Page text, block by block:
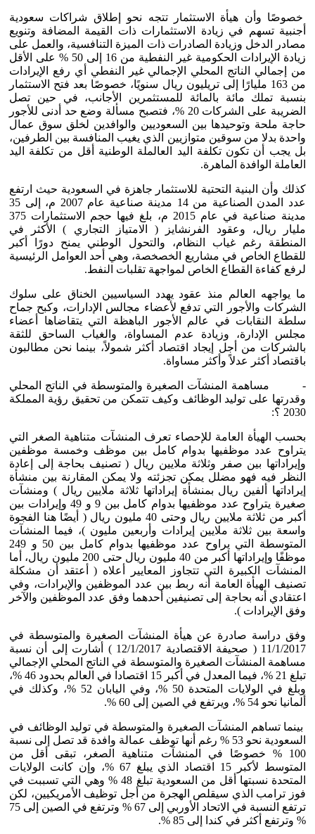
خصوصًا وأن هيأة الاستثمار تتجه نحو إطلاق شراكات سعودية
أجنبية تسهم في زيادة الاستثمارات ذات القيمة المضافة وتنويع
مصادر الدخل وزيادة الصادرات ذات الميزة التنافسية، والعمل على
زيادة الإيرادات الحكومية غير النفطية من 16 إلى 50 % على الأقل
من إجمالي الناتج المحلي الإجمالي غير النفطي أي رفع الإيرادات
من 163 مليارًا إلى تريليون ريال سنويًا، خصوصًا بعد فتح الاستثمار
بنسبة تملك مائة بالمائة للمستثمرين الأجانب، في حين تصل
الضريبة على الشركات 20 %، فتصبح مسألة وضع حد أدنى للأجور
حاجة ملحة وتوحيدها بين السعوديين والوافدين لخلق سوق عمال
واحدة بدلا من سوقين متوازيين الذي يغيب المنافسة بين الطرفين،
بل يجب أن تكون تكلفة اليد العالملة الوطنية أقل من تكلفة اليد
العاملة الوافدة الماهرة.
كذلك وأن البنية التحتية للاستثمار جاهزة في السعودية حيث ارتفع
عدد المدن الصناعية من 14 مدينة صناعية عام 2007 م، إلى 35
مدينة صناعية في عام 2015 م، بلغ فيها حجم الاستثمارات 375
مليار ريال، وعقود الفرنشايز ( الامتياز التجاري ) الأكثر في
المنطقة رغم غياب النظام، والتحول الوطني يمنح دورًا أكبر
للقطاع الخاص في مشاريع الخصخصة، وهي أحد العوامل الرئيسية
لرفع كفاءة القطاع الخاص لمواجهة تقلبات النفط.
ما يواجهه العالم منذ عقود يهدد السياسيين الخناق على سلوك
الشركات والأجور التي تدفع لأعضاء مجالس الإدارات، وكبح جماح
سلطة النقابات في عالم الأجور الباهظة التي يتقاضاها أعضاء
مجلس الإدارة، وزيادة عدم المساواة، والغياب الساحق للثقة
بالشركات من أجل إيجاد اقتصاد أكثر شمولاً، بينما نحن مطالبون
باقتصاد أكثر عدلاً وأكثر مساواة.
- مساهمة المنشآت الصغيرة والمتوسطة في الناتج المحلي
وقدرتها على توليد الوظائف وكيف تتمكن من تحقيق رؤية المملكة
2030 ؟:
بحسب الهيأة العامة للإحصاء تعرف المنشآت متناهية الصغر التي
يتراوح عدد موظفيها بدوام كامل بين موظف وخمسة موظفين
وإيراداتها بين صفر وثلاثة ملايين ريال ( تصنيف بحاجة إلى إعادة
النظر فيه فهو مضلل يمكن تجزئته ولا يمكن المقارنة بين منشأة
إيراداتها ألفين ريال بمنشأة إيراداتها ثلاثة ملايين ريال ) ومنشآت
صغيرة يتراوح عدد موظفيها بدوام كامل بين 9 و 49 وإيرادات بين
أكبر من ثلاثة ملايين ريال وحتى 40 مليون ريال ( أيضًا هنا الفجوة
واسعة بين ثلاثة ملايين إيرادات وأربعين مليون )، فيما المنشآت
المتوسطة التي يراوح عدد موظفيها بدوام كامل بين 50 و 249
موظفًا وإيراداتها أكبر من 40 مليون ريال حتى 200 مليون ريال، أما
المنشآت الكبيرة التي تتجاوز المعايير أعلاه ( أعتقد أن مشكلة
تصنيف الهيأة العامة أنه ربط بين عدد الموظفين والإيرادات، وفي
اعتقادي أنه بحاجة إلى تصنيفين أحدهما وفق عدد الموظفين والآخر
وفق الإيرادات ).
وفق دراسة صادرة عن هيأة المنشآت الصغيرة والمتوسطة في
11/1/2017 ( صحيفة الاقتصادية 12/1/2017 ) أشارت إلى أن نسبة
مساهمة المنشآت الصغيرة والمتوسطة في الناتج المحلي الإجمالي
تبلغ 21 %، فيما المعدل في أكبر 15 اقتصادا في العالم بحدود 46 %،
وبلغ في الولايات المتحدة 50 %، وفي اليابان 52 %، وكذلك في
ألمانيا نحو 54 %، ويرتفع في الصين إلى 60 %.
بينما تساهم المنشآت الصغيرة والمتوسطة في توليد الوظائف في
السعودية نحو 53 % رغم أنها توظف عمالة وافدة قد تصل إلى نسبة
100 % خصوصًا في المنشآت متناهية الصغر، تبقى أقل من
المتوسط لأكبر 15 اقتصاد الذي يبلغ 67 %، وإن كانت الولايات
المتحدة نسبتها أقل من السعودية تبلغ 48 % وهي التي تسببت في
فوز ترامب الذي سيقلص الهجرة من أجل توظيف الأمريكيين، لكن
ترتفع النسبة في الاتحاد الأوربي إلى 67 % وترتفع في الصين إلى 75
% وترتفع أكثر في كندا إلى 85 %.